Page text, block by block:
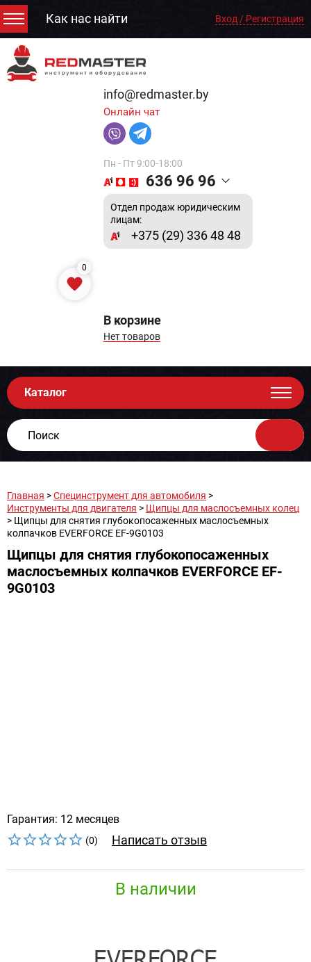
Как нас найти Вход / Регистрация
info@redmaster.by
Онлайн чат
Пн - Пт 9:00-18:00
636 96 96
Отдел продаж юридическим
лицам:
+375 (29) 336 48 48
0
В корзине
Нет товаров
Каталог
Главная >Специнструмент для автомобиля >
Инструменты для двигателя > Щипцы для маслосъемных колец
> Щипцы для снятия глубокопосаженных маслосъемных
колпачков EVERFORCE EF-9G0103
Щипцы для снятия глубокопосаженных
маслосъемных колпачков EVERFORCE EF-
9G0103
Гарантия: 12 месяцев
(0) Написать отзыв
В наличии